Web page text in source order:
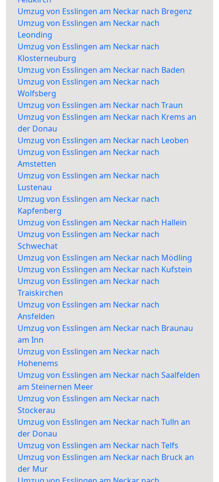
Umzug von Esslingen am Neckar nach Bregenz
Umzug von Esslingen am Neckar nach
Leonding
Umzug von Esslingen am Neckar nach
Klosterneuburg
Umzug von Esslingen am Neckar nach Baden
Umzug von Esslingen am Neckar nach
Wolfsberg
Umzug von Esslingen am Neckar nach Traun
Umzug von Esslingen am Neckar nach Krems an
der Donau
Umzug von Esslingen am Neckar nach Leoben
Umzug von Esslingen am Neckar nach
Amstetten
Umzug von Esslingen am Neckar nach
Lustenau
Umzug von Esslingen am Neckar nach
Kapfenberg
Umzug von Esslingen am Neckar nach Hallein
Umzug von Esslingen am Neckar nach
Schwechat
Umzug von Esslingen am Neckar nach Mödling
Umzug von Esslingen am Neckar nach Kufstein
Umzug von Esslingen am Neckar nach
Traiskirchen
Umzug von Esslingen am Neckar nach
Ansfelden
Umzug von Esslingen am Neckar nach Braunau
am Inn
Umzug von Esslingen am Neckar nach
Hohenems
Umzug von Esslingen am Neckar nach Saalfelden
am Steinernen Meer
Umzug von Esslingen am Neckar nach
Stockerau
Umzug von Esslingen am Neckar nach Tulln an
der Donau
Umzug von Esslingen am Neckar nach Telfs
Umzug von Esslingen am Neckar nach Bruck an
der Mur